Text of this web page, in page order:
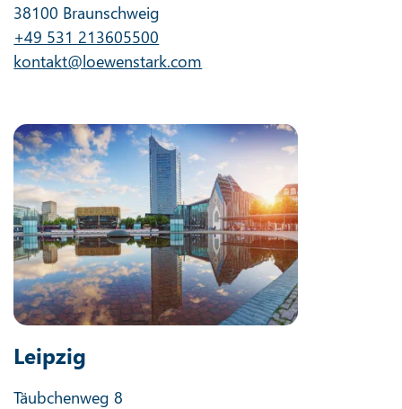
38100 Braunschweig
+49 531 213605500
kontakt@loewenstark.com
Leipzig
Täubchenweg 8